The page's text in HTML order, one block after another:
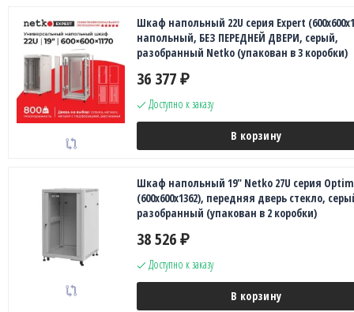
Шкаф напольный 22U серия Expert
напольный, БЕЗ ПЕРЕДНЕЙ ДВЕРИ, серый,
разобранный Netko (упакован в 3 коробки)
36 377 ₽
Доступно к заказу
В корзину
Шкаф напольный 19" Netko 27U серия
(600х600х1362), передняя дверь стекло,
разобранный (упакован в 2 коробки)
38 526 ₽
Доступно к заказу
В корзину